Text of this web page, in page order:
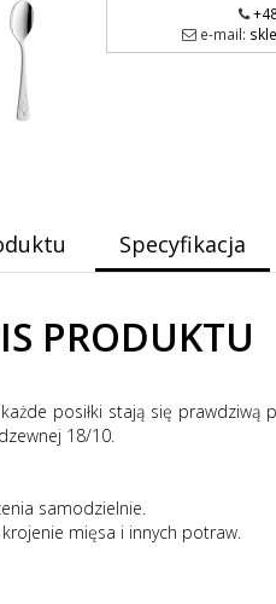
e-mail:
Specyfikacja
PRODUKTU
posiłki stają się
18/10.
samodzielnie.
mięsa i innych potraw.